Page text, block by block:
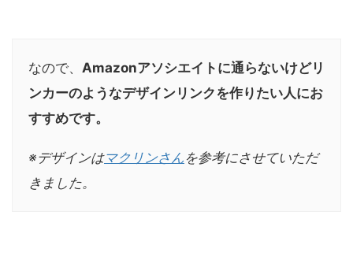
なので、 Amazonアソシエイトに通らないけどリ
ンカーのようなデザインリンクを作りたい人にお
すすめです。
※デザインはマクリンさん を参考にさせていただ
きました。